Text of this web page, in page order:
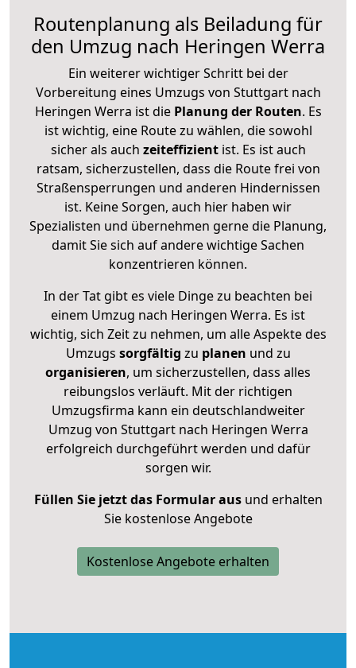
Routenplanung als Beiladung für
den Umzug nach Heringen Werra
Ein weiterer wichtiger Schritt bei der
Vorbereitung eines Umzugs von Stuttgart nach
Heringen Werra ist diePlanung der Routen. Es
ist wichtig, eine Route zu wählen, die sowohl
sicher als auch zeiteffizientist. Es ist auch
ratsam, sicherzustellen, dass die Route frei von
Straßensperrungen und anderen Hindernissen
ist. Keine Sorgen, auch hier haben wir
Spezialisten und übernehmen gerne die Planung,
damit Sie sich auf andere wichtige Sachen
konzentrieren können.
In der Tat gibt es viele Dinge zu beachten bei
einem Umzug nach Heringen Werra. Es ist
wichtig, sich Zeit zu nehmen, um alle Aspekte des
Umzugs sorgfältig zu planen und zu
organisieren, um sicherzustellen, dass alles
reibungslos verläuft. Mit der richtigen
Umzugsfirma kann ein deutschlandweiter
Umzug von Stuttgart nach Heringen Werra
erfolgreich durchgeführt werden und dafür
sorgen wir.
Füllen Sie jetzt das Formular ausund erhalten
Sie kostenlose Angebote
Kostenlose Angebote erhalten